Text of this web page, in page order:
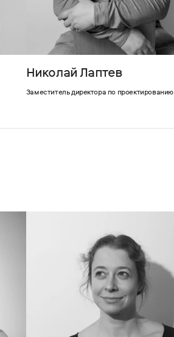
Николай Лаптев
Заместитель директора по проектированию